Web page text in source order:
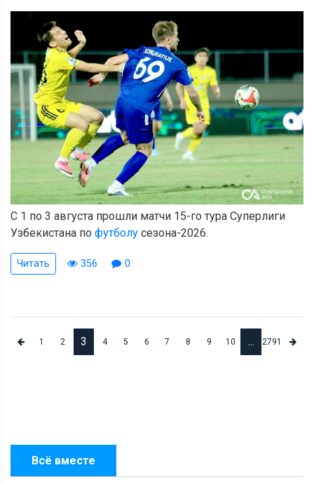
Всё вместе
С 1 по 3 августа прошли матчи 15-го тура Суперлиги
Узбекистана по футболу сезона-2026.
Читать 356 0
1 2 3 4 5 6 7 8 9 10 ... 2791